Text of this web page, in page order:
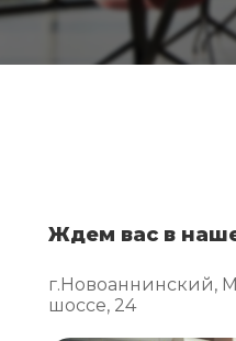
Ждем вас в
г.Новоаннинский,
шоссе, 24